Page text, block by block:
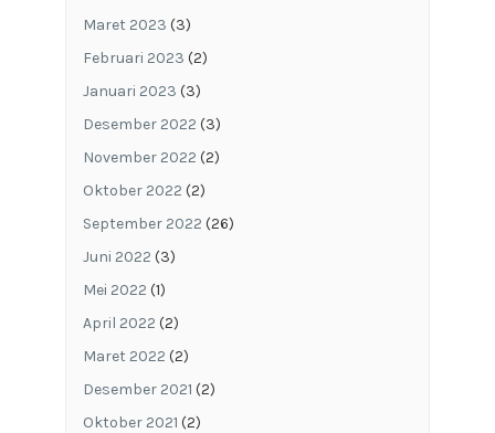
Maret 2023 (3)
Februari 2023 (2)
Januari 2023 (3)
Desember 2022 (3)
November 2022 (2)
Oktober 2022 (2)
September 2022 (26)
Juni 2022 (3)
Mei 2022 (1)
April 2022 (2)
Maret 2022 (2)
Desember 2021 (2)
Oktober 2021 (2)